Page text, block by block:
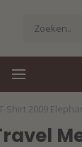
Shirt 2009